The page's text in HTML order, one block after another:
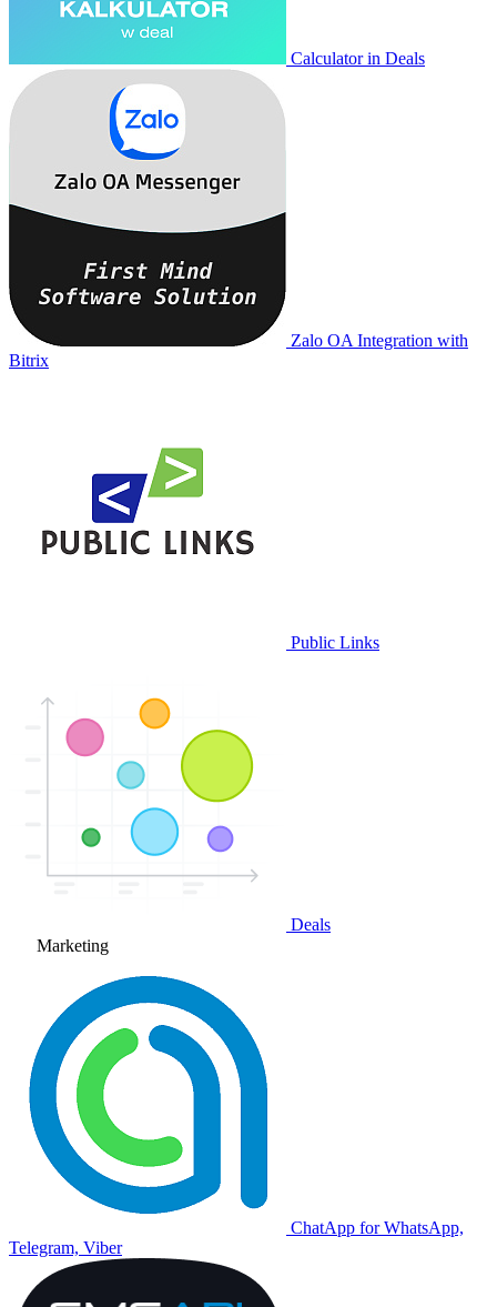
Calculator in Deals
Zalo OA Integration with
Bitrix
Public Links
Deals
Marketing
ChatApp for WhatsApp,
Telegram, Viber